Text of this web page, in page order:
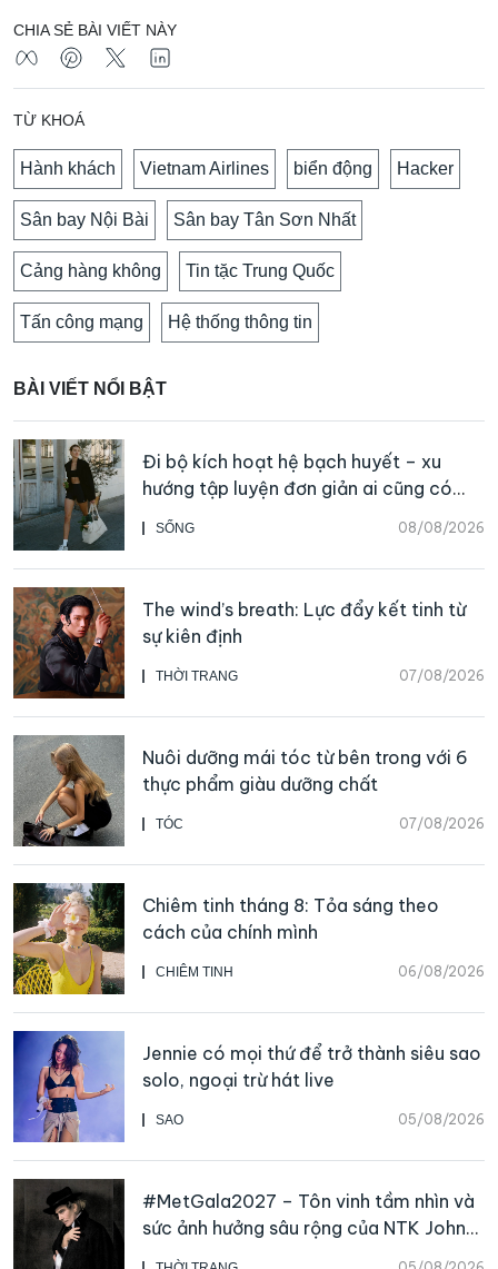
CHIA SẺ BÀI VIẾT NÀY
TỪ KHOÁ
Hành khách Vietnam Airlines biển động Hacker
Sân bay Nội Bài Sân bay Tân Sơn Nhất
Cảng hàng không Tin tặc Trung Quốc
Tấn công mạng Hệ thống thông tin
BÀI VIẾT NỔI BẬT
SỐNG 08/08/2026
Đi bộ kích hoạt hệ bạch huyết – xu
hướng tập luyện đơn giản ai cũng có
thể bắt đầu
THỜI TRANG 07/08/2026
The wind’s breath: Lực đẩy kết tinh từ
sự kiên định
TÓC 07/08/2026
Nuôi dưỡng mái tóc từ bên trong với 6
thực phẩm giàu dưỡng chất
CHIÊM TINH 06/08/2026
Chiêm tinh tháng 8: Tỏa sáng theo
cách của chính mình
SAO 05/08/2026
Jennie có mọi thứ để trở thành siêu sao
solo, ngoại trừ hát live
#MetGala2027 – Tôn vinh tầm nhìn và
sức ảnh hưởng sâu rộng của NTK John
Galliano